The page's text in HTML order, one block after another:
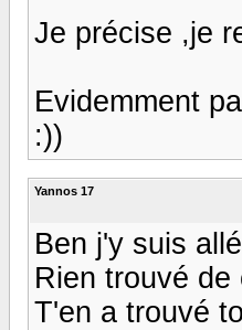
Je précise ,je
Evidemment
:))
Yannos 17
Ben j'y suis
Rien trouvé
T'en a trouvé